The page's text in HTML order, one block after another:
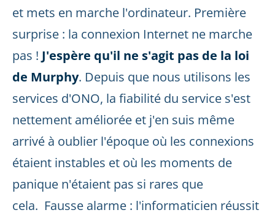
et mets en marche l'ordinateur. Première
surprise : la connexion Internet ne marche
pas ! J'espère qu'il ne s'agit pas de la loi
de Murphy. Depuis que nous utilisons les
services d'ONO, la fiabilité du service s'est
nettement améliorée et j'en suis même
arrivé à oublier l'époque où les connexions
étaient instables et où les moments de
panique n'étaient pas si rares que
cela. Fausse alarme : l'informaticien réussit